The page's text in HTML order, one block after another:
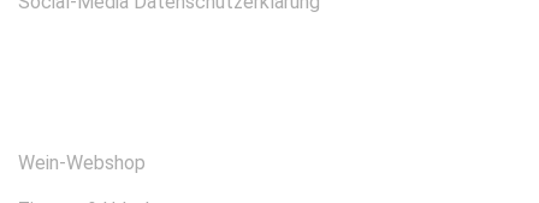
Wein-Webshop